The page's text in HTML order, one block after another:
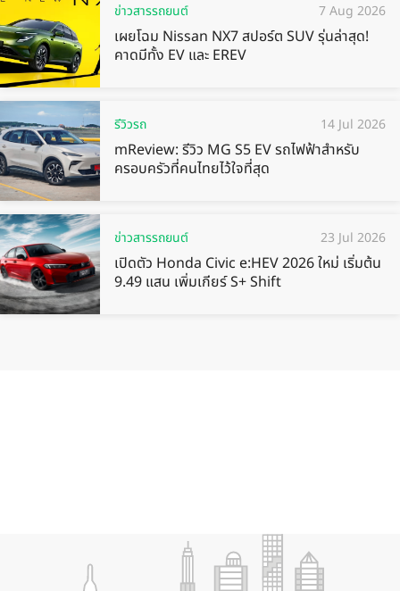
ข่าวสารรถยนต์ 7 Aug 2026
เผยโฉม Nissan NX7 สปอร์ต SUV รุ่นล่าสุด!
คาดมีทั้ง EV และ EREV
รีวิวรถ 14 Jul 2026
mReview: รีวิว MG S5 EV รถไฟฟ้าสำหรับ
ครอบครัวที่คนไทยไว้ใจที่สุด
ข่าวสารรถยนต์ 23 Jul 2026
เปิดตัว Honda Civic e:HEV 2026 ใหม่ เริ่มต้น
9.49 แสน เพิ่มเกียร์ S+ Shift